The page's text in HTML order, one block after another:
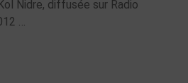
Nidre, diffusée sur Radio
…